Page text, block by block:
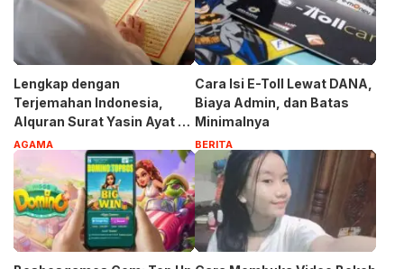
Lengkap dengan
Terjemahan Indonesia,
Alquran Surat Yasin Ayat 1-
83
AGAMA
Cara Isi E-Toll Lewat DANA,
Biaya Admin, dan Batas
Minimalnya
BERITA